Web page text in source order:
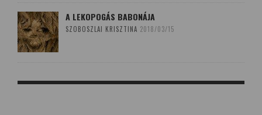
A LEKOPOGÁS BABONÁJA
SZOBOSZLAI KRISZTINA 2018/03/15